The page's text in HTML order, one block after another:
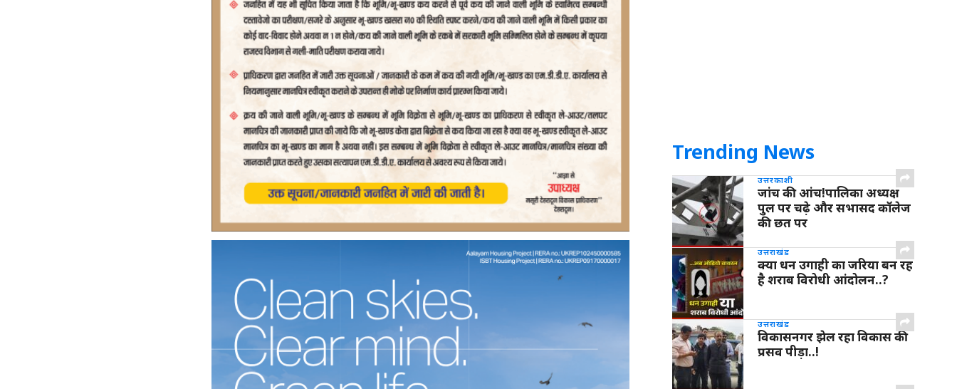
Trending News
उत्तरकाशी
जांच की आंच!पालिका अध्यक्ष
पुल पर चढ़े और सभासद कॉलेज
की छत पर
उत्तराखंड
क्या धन उगाही का जरिया बन रह
है शराब विरोधी आंदोलन..?
उत्तराखंड
विकासनगर झेल रहा विकास की
प्रसव पीड़ा..!